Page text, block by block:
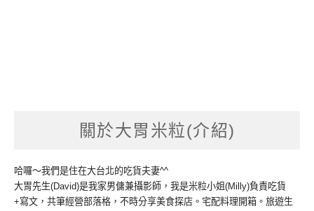
關於大胃米粒(介紹)
哈囉～我們是住在大台北的吃貨夫妻^^
大胃先生(David)是我家男傭兼攝影師，我是米粒小姐(Milly)負責吃貨
+寫文，共筆經營部落格，不時分享美食探店。宅配料理開箱。旅遊生